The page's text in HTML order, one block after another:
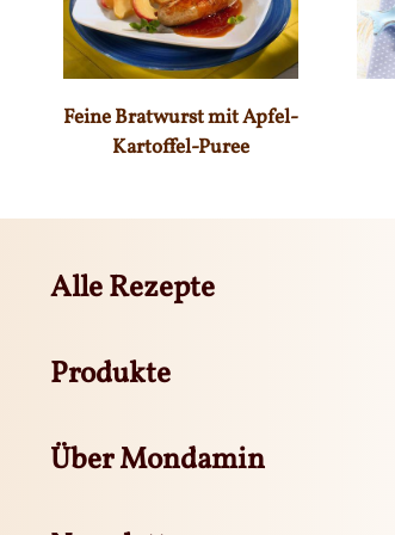
Feine Bratwurst mit Apfel-
Kartoffel-Puree
Alle Rezepte
Produkte
Über Mondamin